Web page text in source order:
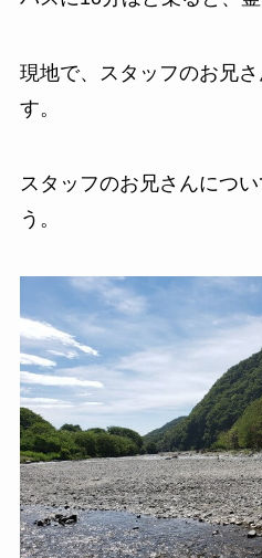
現地で、スタッフのお兄
す。
スタッフのお兄さんにつ
う。